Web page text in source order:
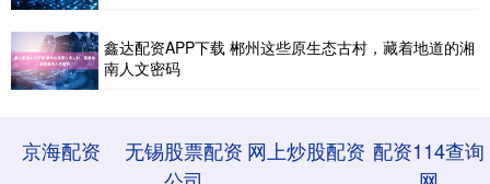
鑫达配资APP下载 郴州这些原生态古村，藏着地道的湘
南人文密码
京海配资
无锡股票配资 网上炒股配资 配资114查询